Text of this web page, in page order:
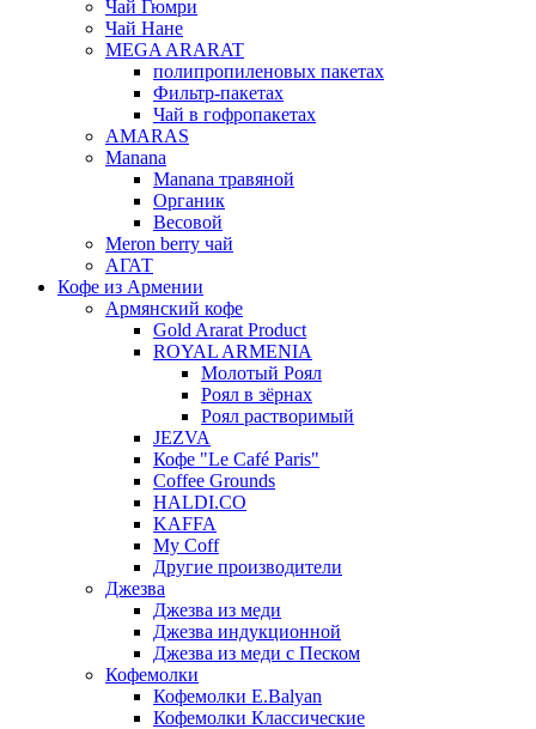
Чай Гюмри
Чай Нане
MEGA ARARAT
полипропиленовых пакетах
Фильтр-пакетах
Чай в гофропакетах
AMARAS
Manana
Manana травяной
Органик
Весовой
Meron berry чай
АГАТ
Кофе из Армении
Армянский кофе
Gold Ararat Product
ROYAL ARMENIA
Молотый Роял
Роял в зёрнах
Роял растворимый
JEZVA
Кофе "Le Café Paris"
Coffee Grounds
HALDI.CO
KAFFA
My Coff
Другие производители
Джезва
Джезва из меди
Джезва индукционной
Джезва из меди с Песком
Кофемолки
Кофемолки E.Balyan
Кофемолки Классические